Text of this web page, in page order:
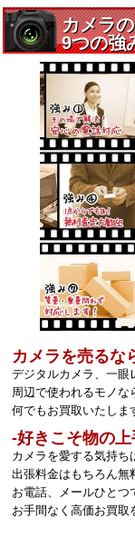
カメラを売るな
デジタルカメラ、一眼
周辺で使われるモノな
何でもお買取いたしま
‐好きこそ物の上
カメラを愛する気持ち
出張料金はもちろん無
お電話、メールひとつ
お手間なく高価お買取